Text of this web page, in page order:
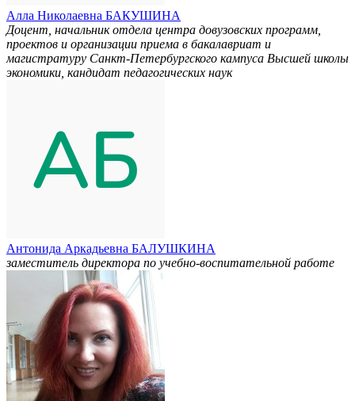
Алла Николаевна БАКУШИНА
Доцент, начальник отдела центра довузовских программ,
проектов и организации приема в бакалавриат и
магистратуру Санкт-Петербургского кампуса Высшей школы
экономики, кандидат педагогических наук
Антонида Аркадьевна БАЛУШКИНА
заместитель директора по учебно-воспитательной работе